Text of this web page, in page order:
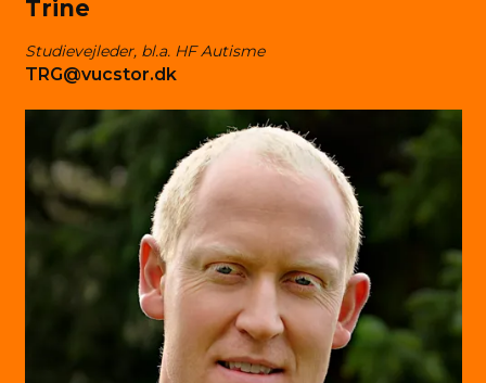
Trine
Studievejleder, bl.a. HF Autisme
TRG@vucstor.dk